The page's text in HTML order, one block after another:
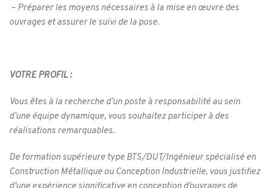
– Préparer les moyens nécessaires à la mise en œuvre des
ouvrages et assurer le suivi de la pose.
VOTRE PROFIL :
Vous êtes à la recherche d’un poste à responsabilité au sein
d’une équipe dynamique, vous souhaitez participer à des
réalisations remarquables.
De formation supérieure type BTS/DUT/Ingénieur spécialisé en
Construction Métallique ou Conception Industrielle, vous justifiez